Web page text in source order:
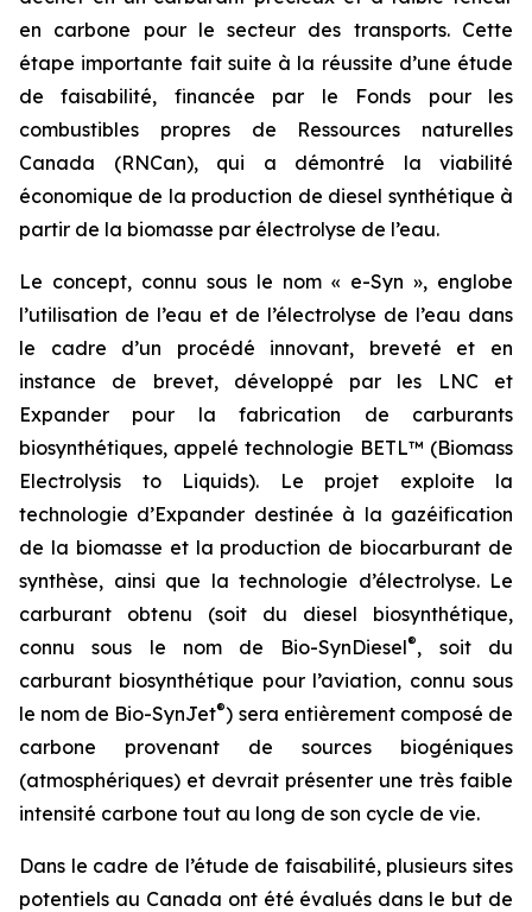
en carbone pour le secteur des transports. Cette
étape importante fait suite à la réussite d’une étude
de faisabilité, financée par le Fonds pour les
combustibles propres de Ressources naturelles
Canada (RNCan), qui a démontré la viabilité
économique de la production de diesel synthétique à
partir de la biomasse par électrolyse de l’eau.
Le concept, connu sous le nom « e-Syn », englobe
l’utilisation de l’eau et de l’électrolyse de l’eau dans
le cadre d’un procédé innovant, breveté et en
instance de brevet, développé par les LNC et
Expander pour la fabrication de carburants
biosynthétiques, appelé technologie BETL™ (Biomass
Electrolysis to Liquids). Le projet exploite la
technologie d’Expander destinée à la gazéification
de la biomasse et la production de biocarburant de
synthèse, ainsi que la technologie d’électrolyse. Le
carburant obtenu (soit du diesel biosynthétique,
connu sous le nom de Bio-SynDiesel®, soit du
carburant biosynthétique pour l’aviation, connu sous
le nom de Bio-SynJet®) sera entièrement composé de
carbone provenant de sources biogéniques
(atmosphériques) et devrait présenter une très faible
intensité carbone tout au long de son cycle de vie.
Dans le cadre de l’étude de faisabilité, plusieurs sites
potentiels au Canada ont été évalués dans le but de